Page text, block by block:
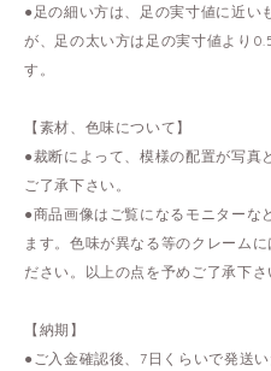
●足の細い方は、足の実寸値に近い
が、足の太い方は足の実寸値より
す。
【素材、色味について】
●裁断によって、模様の配置が写真
ご了承下さい。
●商品画像はご覧になるモニターな
ます。色味が異なる等のクレーム
ださい。以上の点を予めご了承下さ
【納期】
●ご入金確認後、7日くらいで発送